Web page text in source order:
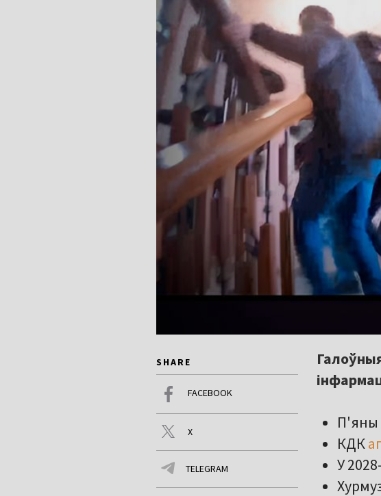
SHARE
FACEBOOK
X
TELEGRAM
П'яны
КДК
У